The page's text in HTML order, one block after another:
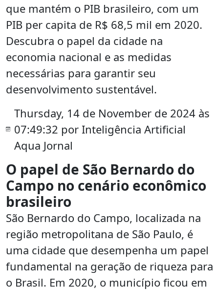
que mantém o PIB brasileiro, com um
PIB per capita de R$ 68,5 mil em 2020.
Descubra o papel da cidade na
economia nacional e as medidas
necessárias para garantir seu
desenvolvimento sustentável.
Thursday, 14 de November de 2024 às
07:49:32 por Inteligência Artificial
Aqua Jornal
O papel de São Bernardo do
Campo no cenário econômico
brasileiro
São Bernardo do Campo, localizada na
região metropolitana de São Paulo, é
uma cidade que desempenha um papel
fundamental na geração de riqueza para
o Brasil. Em 2020, o município ficou em